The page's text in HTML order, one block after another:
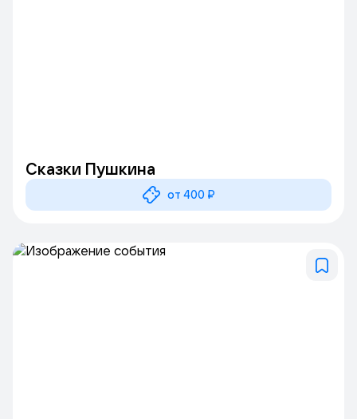
Сказки Пушкина
от 400 ₽